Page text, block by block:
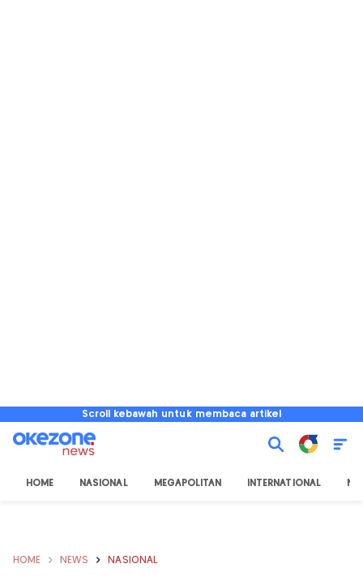
Scroll kebawah untuk membaca artikel
HOME NASIONAL MEGAPOLITAN INTERNATIONAL
HOME NEWS NASIONAL